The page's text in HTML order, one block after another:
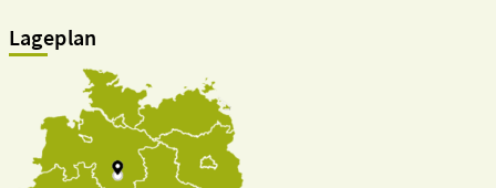
Lageplan